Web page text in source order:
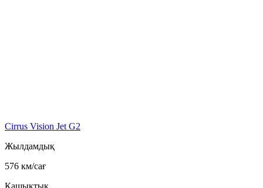
Cirrus Vision Jet G2
Жылдамдық
576 км/сағ
Қашықтық